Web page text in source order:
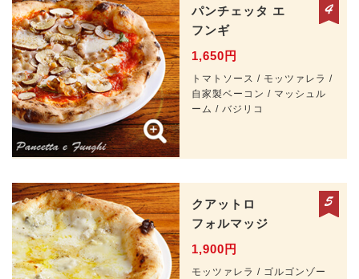
パンチェッタ エ
フンギ
1,650円
トマトソース / モッツァレラ /
自家製ベーコン / マッシュル
ーム / バジリコ
クアットロ
フォルマッジ
1,900円
モッツァレラ / ゴルゴンゾー